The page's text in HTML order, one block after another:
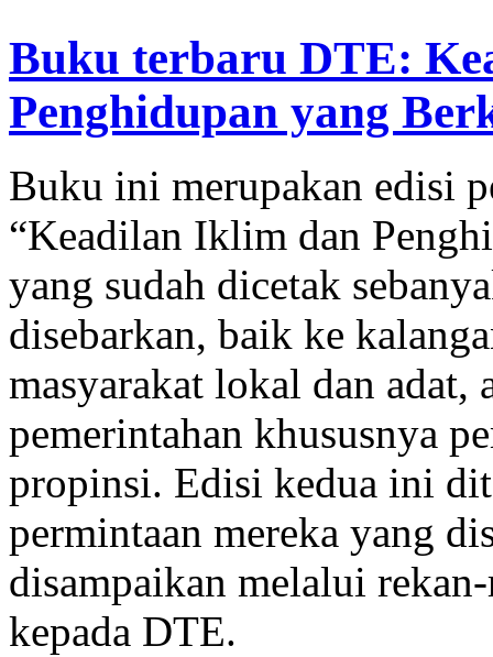
Buku terbaru DTE:
Penghidupan yang
Buku ini merupakan edisi
“Keadilan Iklim dan
yang sudah dicetak
disebarkan, baik ke
masyarakat lokal dan adat,
pemerintahan khususnya
propinsi. Edisi kedua ini
permintaan mereka yang
disampaikan melalui
kepada DTE.